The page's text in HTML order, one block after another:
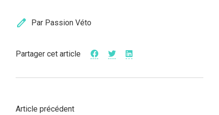
edit Par Passion Véto
Partager cet article
Article précédent